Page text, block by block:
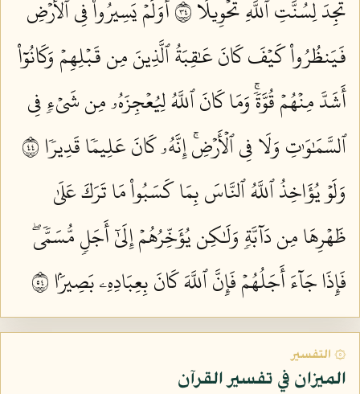
تَجِدَ لِسُنَّتِ ٱللَّهِ تَحۡوِيلًا ٤٣
أَوَلَمۡ يَسِيرُواْ فِي ٱلۡأَرۡضِ
فَيَنظُرُواْ كَيۡفَ كَانَ عَٰقِبَةُ ٱلَّذِينَ مِن قَبۡلِهِمۡ وَكَانُوٓاْ
أَشَدَّ مِنۡهُمۡ قُوَّةٗۚ وَمَا كَانَ ٱللَّهُ لِيُعۡجِزَهُۥ مِن شَيۡءٖ فِي
ٱلسَّمَٰوَٰتِ وَلَا فِي ٱلۡأَرۡضِۚ إِنَّهُۥ كَانَ عَلِيمٗا قَدِيرٗا ٤٤
وَلَوۡ يُؤَاخِذُ ٱللَّهُ ٱلنَّاسَ بِمَا كَسَبُواْ مَا تَرَكَ عَلَىٰ
ظَهۡرِهَا مِن دَآبَّةٖ وَلَٰكِن يُؤَخِّرُهُمۡ إِلَىٰٓ أَجَلٖ مُّسَمّٗىۖ
فَإِذَا جَآءَ أَجَلُهُمۡ فَإِنَّ ٱللَّهَ كَانَ بِعِبَادِهِۦ بَصِيرَۢا ٤٥
۞ التفسير
الميزان في تفسير القرآن